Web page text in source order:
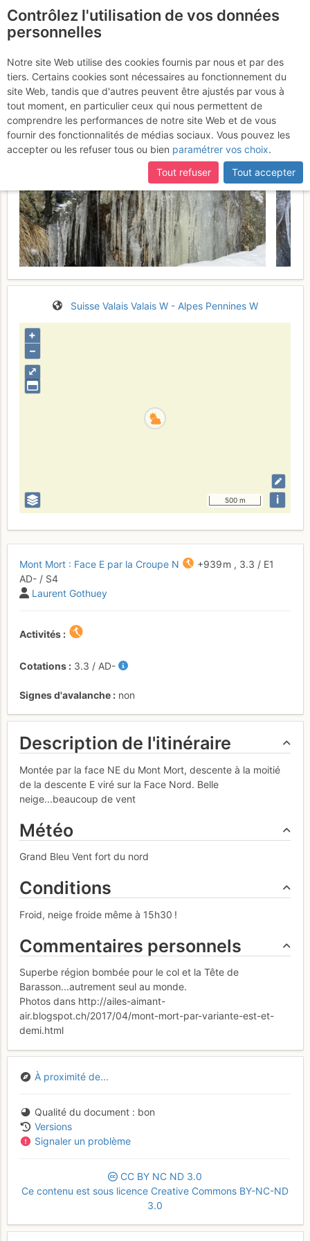
Mont Mort : Face E par
la Croupe N
Jeudi 20 avril 2017
Suisse Valais Valais W - Alpes Pennines W
⤢
+
–
500 m i
Mont Mort : Face E par la Croupe N +939 m , 3.3 / E1
AD- / S4
Laurent Gothuey
Activités
Cotations 3.3 / AD-
Signes d'avalanche non
Description de l'itinéraire
Montée par la face NE du Mont Mort, descente à la moitié
de la descente E viré sur la Face Nord. Belle
neige...beaucoup de vent
Météo
Grand Bleu Vent fort du nord
Conditions
Froid, neige froide même à 15h30 !
Commentaires personnels
Superbe région bombée pour le col et la Tête de
Barasson...autrement seul au monde.
Photos dans http://ailes-aimant-
air.blogspot.ch/2017/04/mont-mort-par-variante-est-et-
demi.html
À proximité de...
Qualité du document
bon
Versions
Signaler un problème
CC BY NC ND 3.0
Ce contenu est sous licence Creative Commons BY-NC-ND
3.0
Contrôlez l'utilisation de vos données
personnelles
Notre site Web utilise des cookies fournis par nous et par des
tiers. Certains cookies sont nécessaires au fonctionnement du
site Web, tandis que d'autres peuvent être ajustés par vous à
tout moment, en particulier ceux qui nous permettent de
comprendre les performances de notre site Web et de vous
fournir des fonctionnalités de médias sociaux. Vous pouvez les
accepter ou les refuser tous ou bien paramétrer vos choix.
Tout refuser
Tout accepter